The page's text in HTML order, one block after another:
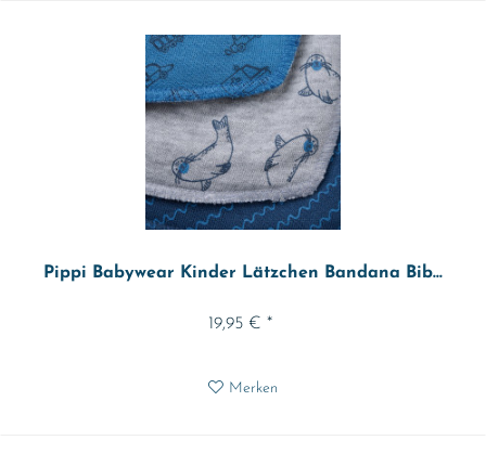
Pippi Babywear Kinder Lätzchen Bandana Bib...
19,95 € *
Merken